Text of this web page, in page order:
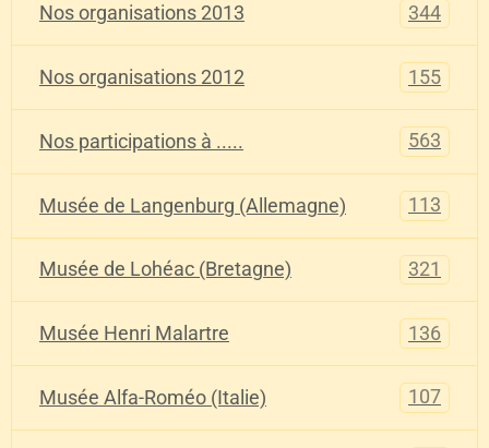
Nos organisations 2013 344
Nos organisations 2012 155
Nos participations à ..... 563
Musée de Langenburg (Allemagne) 113
Musée de Lohéac (Bretagne) 321
Musée Henri Malartre 136
Musée Alfa-Roméo (Italie) 107